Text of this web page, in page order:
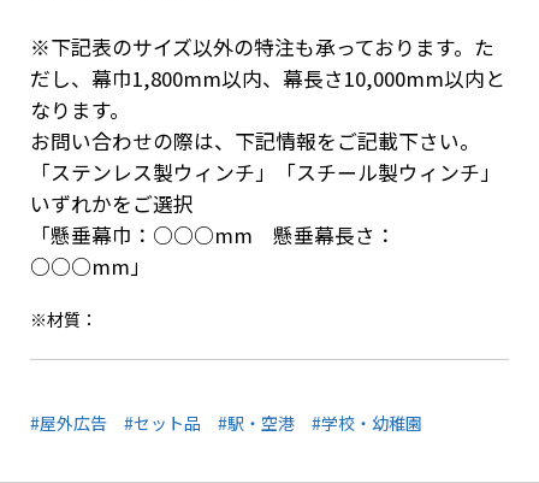
※下記表のサイズ以外の特注も承っております。た
だし、幕巾1,800mm以内、幕長さ10,000mm以内と
なります。
お問い合わせの際は、下記情報をご記載下さい。
「ステンレス製ウィンチ」「スチール製ウィンチ」
いずれかをご選択
「懸垂幕巾：○○○mm 懸垂幕長さ：
○○○mm」
※材質：
#屋外広告 #セット品 #駅・空港 #学校・幼稚園